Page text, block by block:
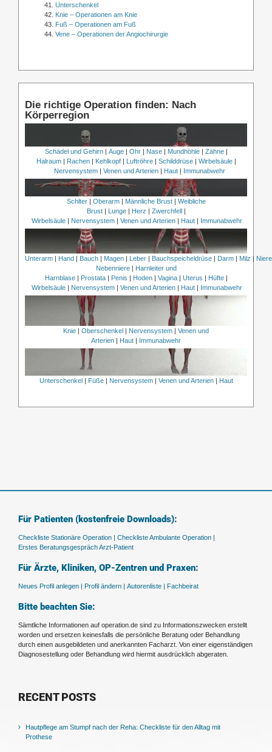
Unterschenkel
Knie – Operationen am Knie
Fuß – Operationen am Fuß
Vene – Operationen der Angiochirurgie
Die richtige Operation finden: Nach
Körperregion
Schädel und Gehirn| Auge| Ohr| Nase| Mundhöhle| Zähne|
Halraum| Rachen| Kehlkopf| Luftröhre| Schilddrüse| Wirbelsäule|
Nervensystem | Venen und Arterien | Haut | Immunabwehr
Schlter| Oberarm| Männliche Brust| Weibliche
Brust| Lunge| Herz | Zwerchfell|
Wirbelsäule | Nervensystem | Venen und Arterien | Haut | Immunabwehr
Unterarm| Hand| Bauch| Magen| Leber| Bauchspeicheldrüse| Darm| Milz |
Nebenniere| Harnleiter und
Harnblase| Prostata| Penis | Hoden| Vagina| Uterus | Hüfte|
Wirbelsäule | Nervensystem | Venen und Arterien | Haut | Immunabwehr
Knie Oberschenkel Nervensystem
Venen und
Arterien
Haut Immunabwehr
Unterschenkel Füße| Nervensystem| Venen und Arterien| Haut
Für Patienten (kostenfreie Downloads):
Checkliste Stationäre Operation | Checkliste Ambulante Operation |
Erstes Beratungsgespräch Arzt-Patient
Für Ärzte, Kliniken, OP-Zentren und Praxen:
Neues Profil anlegen | Profil ändern | Autorenliste | Fachbeirat
Bitte beachten Sie:
Sämtliche Informationen auf operation.de sind zu Informationszwecken erstellt
worden und ersetzen keinesfalls die persönliche Beratung oder Behandlung
durch einen ausgebildeten und anerkannten Facharzt. Von einer eigenständigen
Diagnosestellung oder Behandlung wird hiermit ausdrücklich abgeraten.
RECENT POSTS
Hautpflege am Stumpf nach der Reha: Checkliste für den Alltag mit
Prothese